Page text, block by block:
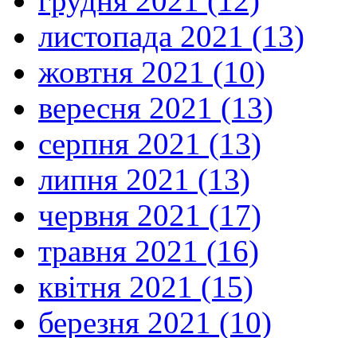
листопада 2021 (13)
жовтня 2021 (10)
вересня 2021 (13)
серпня 2021 (13)
липня 2021 (13)
червня 2021 (17)
травня 2021 (16)
квітня 2021 (15)
березня 2021 (10)